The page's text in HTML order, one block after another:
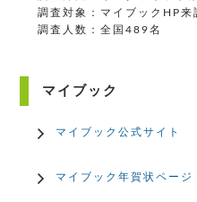
調査対象：マイブックHP来
調査人数：全国489名
マイブック
マイブック公式サイト
マイブック年賀状ページ